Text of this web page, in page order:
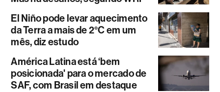
El Niño pode levar aquecimento
da Terra a mais de 2°C em um
mês, diz estudo
América Latina está ‘bem
posicionada' para o mercado de
SAF, com Brasil em destaque